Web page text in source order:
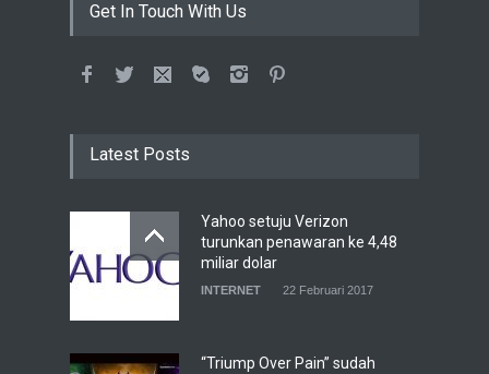
Get In Touch With Us
Latest Posts
Yahoo setuju Verizon
turunkan penawaran ke 4,48
miliar dolar
INTERNET 22 Februari 2017
“Triump Over Pain” sudah